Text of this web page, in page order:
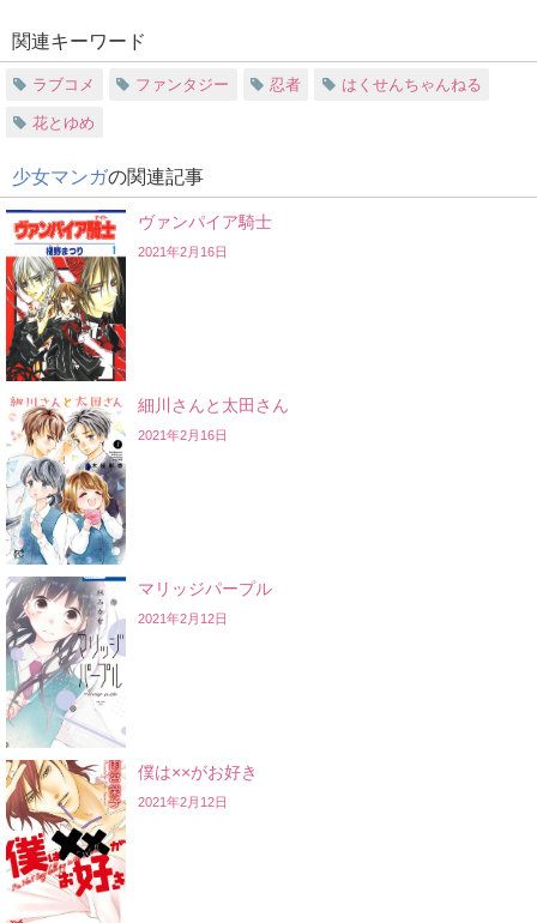
関連キーワード
ラブコメ ファンタジー 忍者 はくせんちゃんねる
花とゆめ
少女マンガの関連記事
ヴァンパイア騎士
2021年2月16日
細川さんと太田さん
2021年2月16日
マリッジパープル
2021年2月12日
僕は××がお好き
2021年2月12日